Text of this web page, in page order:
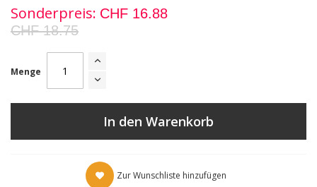
Sonderpreis CHF 16.88
CHF 18.75
Menge
In den Warenkorb
Zur Wunschliste hinzufügen